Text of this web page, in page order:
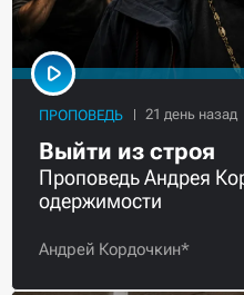
ПРОПОВЕДЬ
Выйти из строя
Проповедь Андрея
одержимости
Андрей Кордочкин*